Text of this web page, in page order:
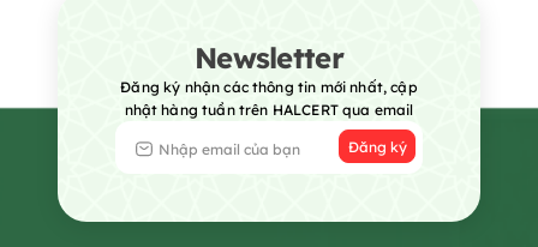
Newsletter
Đăng ký nhận các thông tin mới nhất, cập
nhật hàng tuần trên HALCERT qua email
Đăng ký